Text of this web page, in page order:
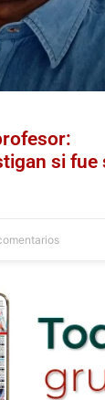
si fue